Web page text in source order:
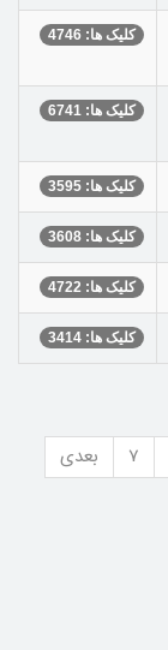
کلیک ها: 4746
کلیک ها: 6741
کلیک ها: 3595
کلیک ها: 3608
کلیک ها: 4722
کلیک ها: 3414
7
بعدی